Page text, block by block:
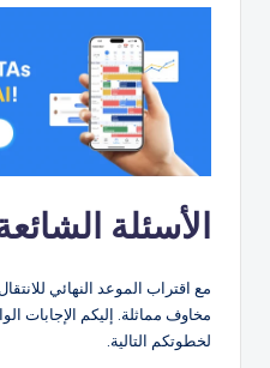
الأسئلة
مع اقتراب الموعد النهائي
مخاوف مماثلة. إليكم الإجابات
لخطوتكم التالية.